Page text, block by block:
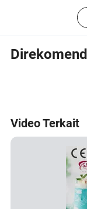
gelato dan
tambahan jika
Tampilan layar
Keunggulan
Sistem
serbuk dan atau
lain, sehingga
Data freezer es
Video Terkait